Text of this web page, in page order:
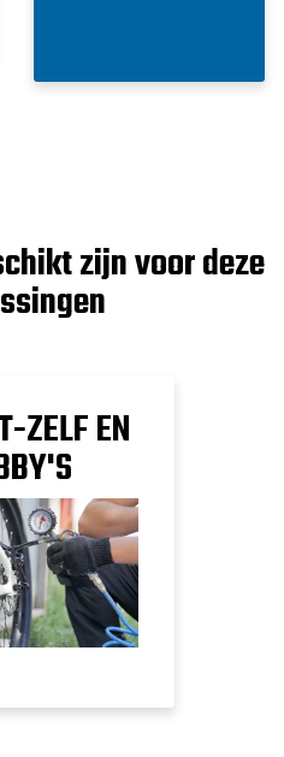
zijn voor deze
ZELF EN